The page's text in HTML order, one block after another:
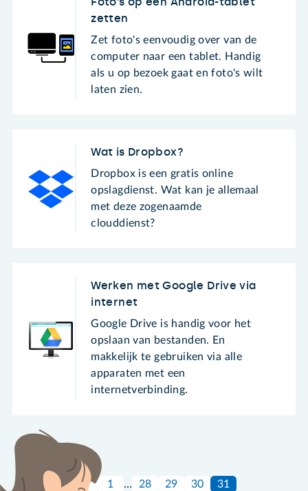
zetten
Zet foto's eenvoudig over van de
computer naar een tablet. Handig
als u op bezoek gaat en foto's wilt
laten zien.
Wat is Dropbox?
Dropbox is een gratis online
opslagdienst. Wat kan je allemaal
met deze zogenaamde
clouddienst?
Werken met Google Drive via
internet
Google Drive is handig voor het
opslaan van bestanden. En
makkelijk te gebruiken via alle
apparaten met een
internetverbinding.
1 … 28 29 30 31